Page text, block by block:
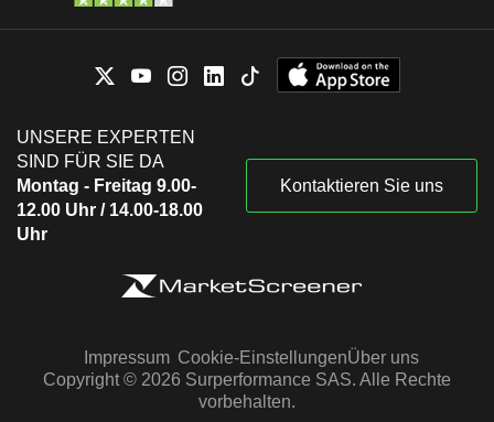
UNSERE EXPERTEN
SIND FÜR SIE DA
Montag - Freitag 9.00-
12.00 Uhr / 14.00-18.00
Uhr
Kontaktieren Sie uns
Impressum Cookie-EinstellungenÜber uns
Copyright © 2026 Surperformance SAS. Alle Rechte
vorbehalten.